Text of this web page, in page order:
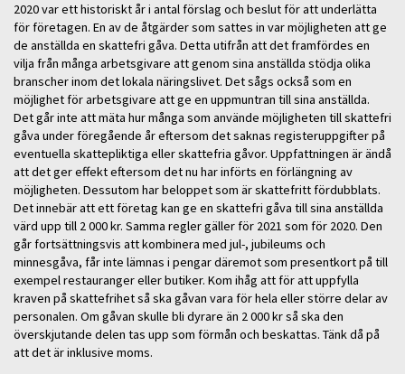
2020 var ett historiskt år i antal förslag och beslut för att underlätta
för företagen. En av de åtgärder som sattes in var möjligheten att ge
de anställda en skattefri gåva. Detta utifrån att det framfördes en
vilja från många arbetsgivare att genom sina anställda stödja olika
branscher inom det lokala näringslivet. Det sågs också som en
möjlighet för arbetsgivare att ge en uppmuntran till sina anställda.
Det går inte att mäta hur många som använde möjligheten till skattefri
gåva under föregående år eftersom det saknas registeruppgifter på
eventuella skattepliktiga eller skattefria gåvor. Uppfattningen är ändå
att det ger effekt eftersom det nu har införts en förlängning av
möjligheten. Dessutom har beloppet som är skattefritt fördubblats.
Det innebär att ett företag kan ge en skattefri gåva till sina anställda
värd upp till 2 000 kr. Samma regler gäller för 2021 som för 2020. Den
går fortsättningsvis att kombinera med jul-, jubileums och
minnesgåva, får inte lämnas i pengar däremot som presentkort på till
exempel restauranger eller butiker. Kom ihåg att för att uppfylla
kraven på skattefrihet så ska gåvan vara för hela eller större delar av
personalen. Om gåvan skulle bli dyrare än 2 000 kr så ska den
överskjutande delen tas upp som förmån och beskattas. Tänk då på
att det är inklusive moms.